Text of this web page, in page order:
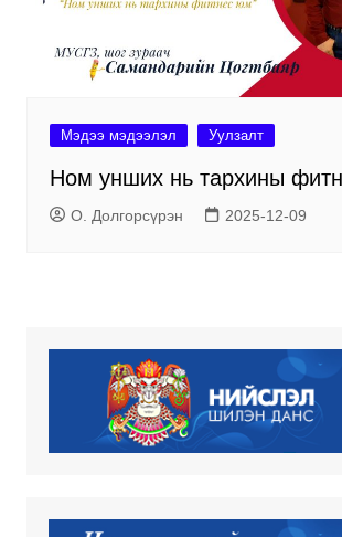
Мэдээ мэдээлэл Уулзалт
Ном унших нь тархины
О. Долгорсүрэн 2025-12-09